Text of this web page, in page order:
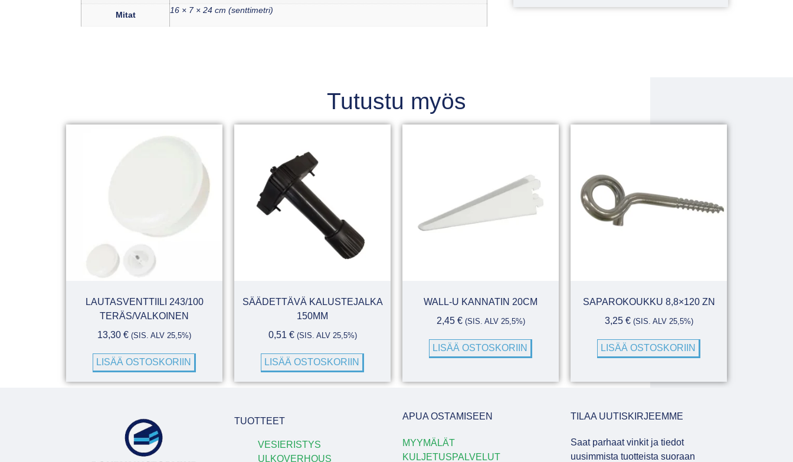
Mitat 16 × 7 × 24 cm (senttimetri)
Tutustu myös
LAUTASVENTTIILI 243/100
TERÄS/VALKOINEN
13,30 € (SIS. ALV 25,5%)
LISÄÄ OSTOSKORIIN
SÄÄDETTÄVÄ KALUSTEJALKA
150MM
0,51 € (SIS. ALV 25,5%)
LISÄÄ OSTOSKORIIN
WALL-U KANNATIN 20CM
2,45 € (SIS. ALV 25,5%)
LISÄÄ OSTOSKORIIN
SAPAROKOUKKU 8,8×120 ZN
3,25 € (SIS. ALV 25,5%)
LISÄÄ OSTOSKORIIN
TUOTTEET
VESIERISTYS
ULKOVERHOUS
APUA OSTAMISEEN
MYYMÄLÄT
KULJETUSPALVELUT
TILAA UUTISKIRJEEMME
Saat parhaat vinkit ja tiedot
uusimmista tuotteista suoraan